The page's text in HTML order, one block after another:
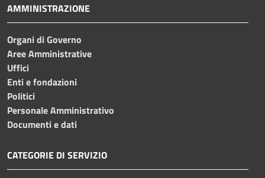
AMMINISTRAZIONE
Organi di Governo
Aree Amministrative
Uffici
Enti e fondazioni
Politici
Personale Amministrativo
Documenti e dati
CATEGORIE DI SERVIZIO